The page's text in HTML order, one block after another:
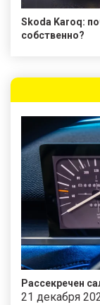
Skoda Karoq:
собственно?
Рассекречен
21 декабря